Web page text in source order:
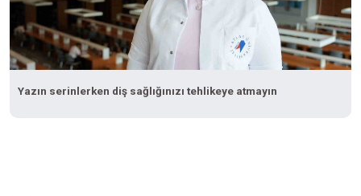
Yazın serinlerken diş sağlığınızı tehlikeye atmayın